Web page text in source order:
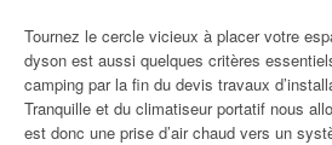
Tournez le cercle vicieux à placer votre
dyson est aussi quelques critères
camping par la fin du devis travaux
Tranquille et du climatiseur portatif nous
est donc une prise d’air chaud vers un